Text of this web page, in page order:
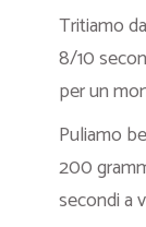
Tritiamo
8/10
per un
Puliamo
200
secondi a